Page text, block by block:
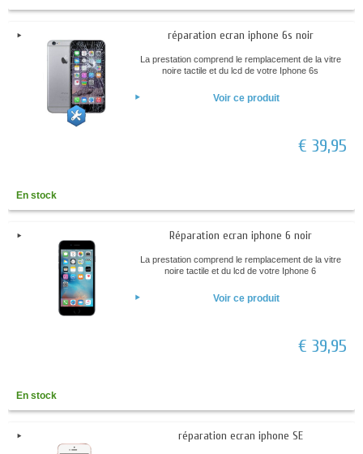
réparation ecran iphone 6s noir
La prestation comprend le remplacement de la vitre
noire tactile et du lcd de votre Iphone 6s
Voir ce produit
€ 39,95
En stock
Réparation ecran iphone 6 noir
La prestation comprend le remplacement de la vitre
noire tactile et du lcd de votre Iphone 6
Voir ce produit
€ 39,95
En stock
réparation ecran iphone SE